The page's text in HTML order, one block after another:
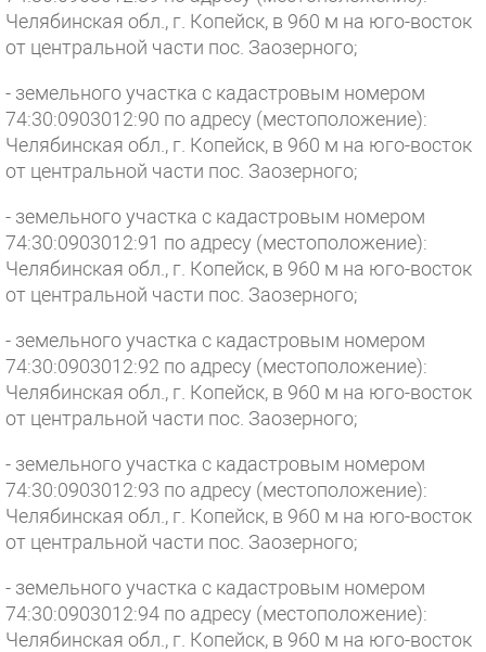
Челябинская обл., г. Копейск, в 960 м на юго-восток
от центральной части пос. Заозерного;
- земельного участка с кадастровым номером
74:30:0903012:90 по адресу (местоположение):
Челябинская обл., г. Копейск, в 960 м на юго-восток
от центральной части пос. Заозерного;
- земельного участка с кадастровым номером
74:30:0903012:91 по адресу (местоположение):
Челябинская обл., г. Копейск, в 960 м на юго-восток
от центральной части пос. Заозерного;
- земельного участка с кадастровым номером
74:30:0903012:92 по адресу (местоположение):
Челябинская обл., г. Копейск, в 960 м на юго-восток
от центральной части пос. Заозерного;
- земельного участка с кадастровым номером
74:30:0903012:93 по адресу (местоположение):
Челябинская обл., г. Копейск, в 960 м на юго-восток
от центральной части пос. Заозерного;
- земельного участка с кадастровым номером
74:30:0903012:94 по адресу (местоположение):
Челябинская обл., г. Копейск, в 960 м на юго-восток